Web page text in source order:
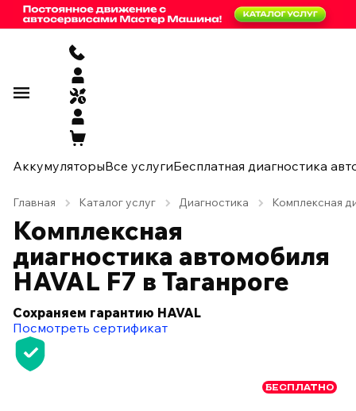
АккумуляторыВсе услугиБесплатная диагностика
Главная Каталог услуг Диагностика Комплексная
Комплексная
диагностика автомобиля
HAVAL F7 в Таганроге
Сохраняем гарантию HAVAL
Посмотреть сертификат
БЕСПЛАТНО